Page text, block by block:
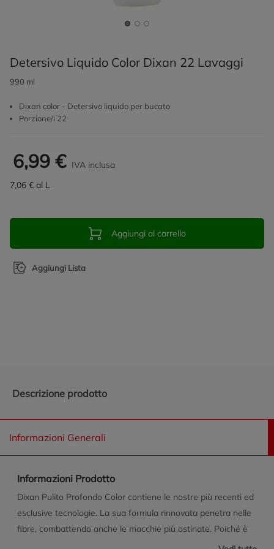
Detersivo Liquido Color Dixan 22 Lavaggi
990 ml
Dixan color - Detersivo liquido per bucato
Porzione/i 22
6,99 € IVA inclusa
7,06 € al L
Aggiungi al carrello
Aggiungi Lista
Descrizione prodotto
Informazioni Generali
Informazioni Prodotto
Dixan Pulito Profondo Color contiene le nostre più recenti ed
esclusive tecnologie. La sua formula rinnovata penetra nelle
fibre, combattendo anche le macchie più ostinate. Poiché è
possibile ottenere una pulizia profonda solo da una lavatrice